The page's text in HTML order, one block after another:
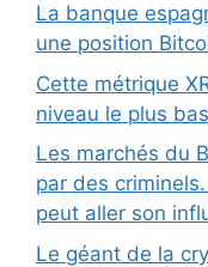
La banque
une position
Cette métrique
niveau le plus
Les marchés du
par des
peut aller son
Le géant de la